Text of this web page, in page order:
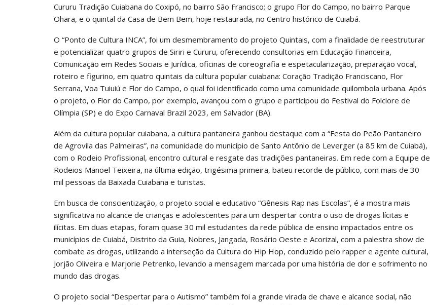
Cururu Tradição Cuiabana do Coxipó, no bairro São Francisco; o grupo Flor do Campo, no bairro Parque
Ohara, e o quintal da Casa de Bem Bem, hoje restaurada, no Centro histórico de Cuiabá.
O “Ponto de Cultura INCA”, foi um desmembramento do projeto Quintais, com a finalidade de reestruturar
e potencializar quatro grupos de Siriri e Cururu, oferecendo consultorias em Educação Financeira,
Comunicação em Redes Sociais e Jurídica, oficinas de coreografia e espetacularização, preparação vocal,
roteiro e figurino, em quatro quintais da cultura popular cuiabana: Coração Tradição Franciscano, Flor
Serrana, Voa Tuiuiú e Flor do Campo, o qual foi identificado como uma comunidade quilombola urbana. Após
o projeto, o Flor do Campo, por exemplo, avançou com o grupo e participou do Festival do Folclore de
Olímpia (SP) e do Expo Carnaval Brazil 2023, em Salvador (BA).
Além da cultura popular cuiabana, a cultura pantaneira ganhou destaque com a “Festa do Peão Pantaneiro
de Agrovila das Palmeiras”, na comunidade do município de Santo Antônio de Leverger (a 85 km de Cuiabá),
com o Rodeio Profissional, encontro cultural e resgate das tradições pantaneiras. Em rede com a Equipe de
Rodeios Manoel Teixeira, na última edição, trigésima primeira, bateu recorde de público, com mais de 30
mil pessoas da Baixada Cuiabana e turistas.
Em busca de conscientização, o projeto social e educativo “Gênesis Rap nas Escolas”, é a mostra mais
significativa no alcance de crianças e adolescentes para um despertar contra o uso de drogas lícitas e
ilícitas. Em duas etapas, foram quase 30 mil estudantes da rede pública de ensino impactados entre os
municípios de Cuiabá, Distrito da Guia, Nobres, Jangada, Rosário Oeste e Acorizal, com a palestra show de
combate as drogas, utilizando a interseção da Cultura do Hip Hop, conduzido pelo rapper e agente cultural,
Jorjão Oliveira e Marjorie Petrenko, levando a mensagem marcada por uma história de dor e sofrimento no
mundo das drogas.
O projeto social “Despertar para o Autismo” também foi a grande virada de chave e alcance social, não